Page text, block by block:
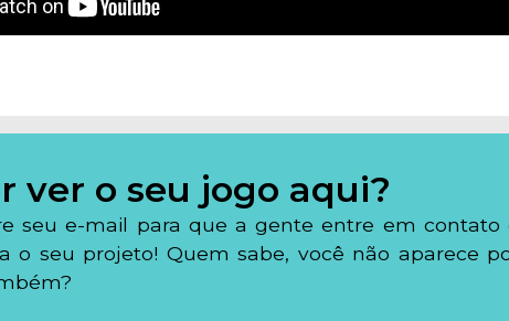
ver o seu jogo aqui?
seu e-mail para que a gente entre em contato
o seu projeto! Quem sabe, você não aparece